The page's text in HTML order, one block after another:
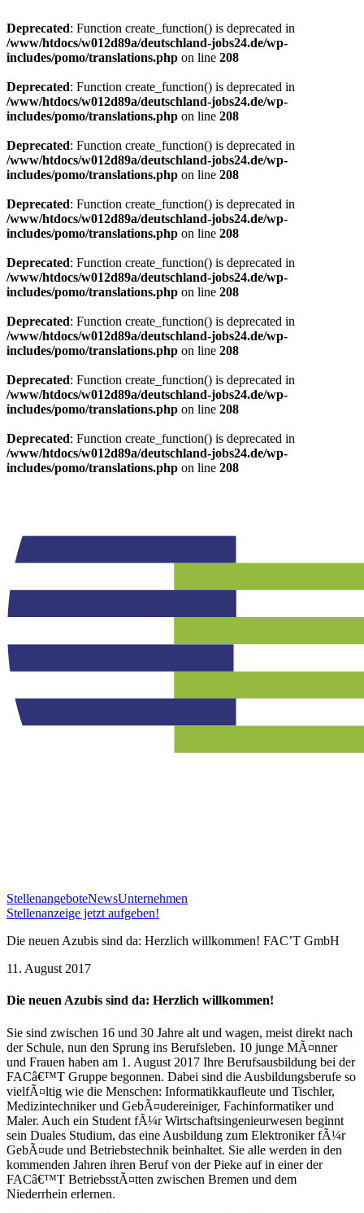
Deprecated: Function create_function() is deprecated in
/www/htdocs/w012d89a/deutschland-jobs24.de/wp-
includes/pomo/translations.php on line 208
Deprecated: Function create_function() is deprecated in
/www/htdocs/w012d89a/deutschland-jobs24.de/wp-
includes/pomo/translations.php on line 208
Deprecated: Function create_function() is deprecated in
/www/htdocs/w012d89a/deutschland-jobs24.de/wp-
includes/pomo/translations.php on line 208
Deprecated: Function create_function() is deprecated in
/www/htdocs/w012d89a/deutschland-jobs24.de/wp-
includes/pomo/translations.php on line 208
Deprecated: Function create_function() is deprecated in
/www/htdocs/w012d89a/deutschland-jobs24.de/wp-
includes/pomo/translations.php on line 208
Deprecated: Function create_function() is deprecated in
/www/htdocs/w012d89a/deutschland-jobs24.de/wp-
includes/pomo/translations.php on line 208
Deprecated: Function create_function() is deprecated in
/www/htdocs/w012d89a/deutschland-jobs24.de/wp-
includes/pomo/translations.php on line 208
Deprecated: Function create_function() is deprecated in
/www/htdocs/w012d89a/deutschland-jobs24.de/wp-
includes/pomo/translations.php on line 208
StellenangeboteNewsUnternehmen
Stellenanzeige jetzt aufgeben!
Die neuen Azubis sind da: Herzlich willkommen! FAC’T GmbH
11. August 2017
Die neuen Azubis sind da: Herzlich willkommen!
Sie sind zwischen 16 und 30 Jahre alt und wagen, meist direkt nach
der Schule, nun den Sprung ins Berufsleben. 10 junge MÃ¤nner
und Frauen haben am 1. August 2017 Ihre Berufsausbildung bei der
FACâ€™T Gruppe begonnen. Dabei sind die Ausbildungsberufe so
vielfÃ¤ltig wie die Menschen: Informatikkaufleute und Tischler,
Medizintechniker und GebÃ¤udereiniger, Fachinformatiker und
Maler. Auch ein Student fÃ¼r Wirtschaftsingenieurwesen beginnt
sein Duales Studium, das eine Ausbildung zum Elektroniker fÃ¼r
GebÃ¤ude und Betriebstechnik beinhaltet. Sie alle werden in den
kommenden Jahren ihren Beruf von der Pieke auf in einer der
FACâ€™T BetriebsstÃ¤tten zwischen Bremen und dem
Niederrhein erlernen.